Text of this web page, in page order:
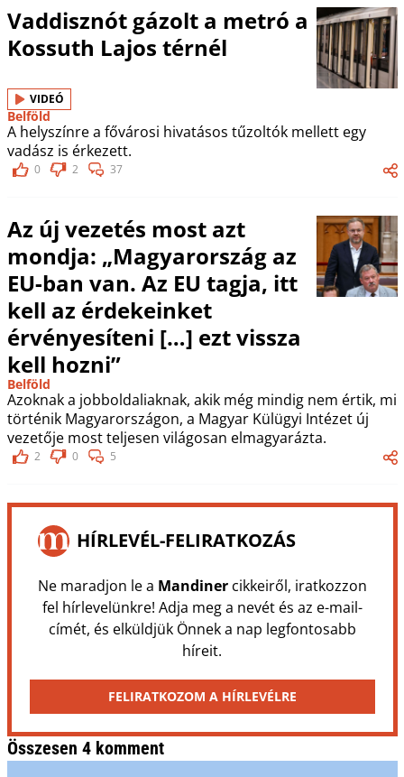
Vaddisznót gázolt a metró a
Kossuth Lajos térnél
VIDEÓ
Belföld
A helyszínre a fővárosi hivatásos tűzoltók mellett egy
vadász is érkezett.
0 2 37
Az új vezetés most azt
mondja: „Magyarország az
EU-ban van. Az EU tagja, itt
kell az érdekeinket
érvényesíteni […] ezt vissza
kell hozni”
Belföld
Azoknak a jobboldaliaknak, akik még mindig nem értik, mi
történik Magyarországon, a Magyar Külügyi Intézet új
vezetője most teljesen világosan elmagyarázta.
2 0 5
HÍRLEVÉL-FELIRATKOZÁS
Ne maradjon le a Mandinercikkeiről, iratkozzon
fel hírlevelünkre! Adja meg a nevét és az e-mail-
címét, és elküldjük Önnek a nap legfontosabb
híreit.
FELIRATKOZOM A HÍRLEVÉLRE
Összesen 4 komment